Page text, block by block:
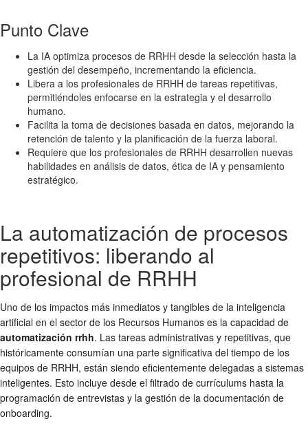
Punto Clave
La IA optimiza procesos de RRHH desde la selección hasta la
gestión del desempeño, incrementando la eficiencia.
Libera a los profesionales de RRHH de tareas repetitivas,
permitiéndoles enfocarse en la estrategia y el desarrollo
humano.
Facilita la toma de decisiones basada en datos, mejorando la
retención de talento y la planificación de la fuerza laboral.
Requiere que los profesionales de RRHH desarrollen nuevas
habilidades en análisis de datos, ética de IA y pensamiento
estratégico.
La automatización de procesos
repetitivos: liberando al
profesional de RRHH
Uno de los impactos más inmediatos y tangibles de la inteligencia
artificial en el sector de los Recursos Humanos es la capacidad de
automatización rrhh. Las tareas administrativas y repetitivas, que
históricamente consumían una parte significativa del tiempo de los
equipos de RRHH, están siendo eficientemente delegadas a sistemas
inteligentes. Esto incluye desde el filtrado de currículums hasta la
programación de entrevistas y la gestión de la documentación de
onboarding.